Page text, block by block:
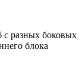
разных боковых
блока